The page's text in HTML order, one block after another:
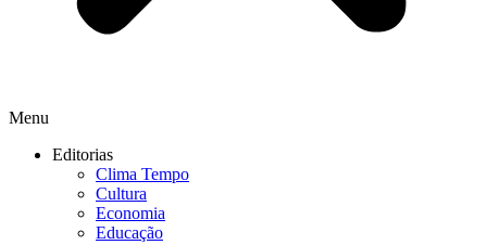
Menu
Editorias
Clima Tempo
Cultura
Economia
Educação